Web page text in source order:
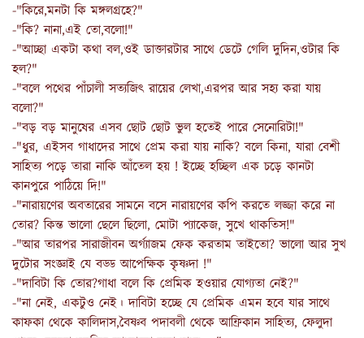
-"কিরে,মনটা কি মঙ্গলগ্রহে?"
-"কি? নানা,এই তো,বলো!"
-"আচ্ছা একটা কথা বল,ওই ডাক্তারটার সাথে ডেটে গেলি দুদিন,ওটার কি
হল?"
-"বলে পথের পাঁচালী সত্যজিৎ রায়ের লেখা,এরপর আর সহ্য করা যায়
বলো?"
-"বড় বড় মানুষের এসব ছোট ছোট ভুল হতেই পারে সেনোরিটা!"
-"ধুর, এইসব গাধাদের সাথে প্রেম করা যায় নাকি? বলে কিনা, যারা বেশী
সাহিত্য পড়ে তারা নাকি আঁতেল হয় ! ইচ্ছে হচ্ছিল এক চড়ে কানটা
কানপুরে পাঠিয়ে দি!"
-"নারায়ণের অবতারের সামনে বসে নারায়ণের কপি করতে লজ্জা করে না
তোর? কিন্ত ভালো ছেলে ছিলো, মোটা প্যাকেজ, সুখে থাকতিস!"
-"আর তারপর সারাজীবন অর্গ্যাজম ফেক করতাম তাইতো? ভালো আর সুখ
দুটোর সংজ্ঞাই যে বড্ড আপেক্ষিক কৃষ্ণদা !"
-"দাবিটা কি তোর?গাধা বলে কি প্রেমিক হওয়ার যোগ্যতা নেই?"
-"না নেই, একটুও নেই। দাবিটা হচ্ছে যে প্রেমিক এমন হবে যার সাথে
কাফকা থেকে কালিদাস,বৈষ্ণব পদাবলী থেকে আফ্রিকান সাহিত্য, ফেলুদা